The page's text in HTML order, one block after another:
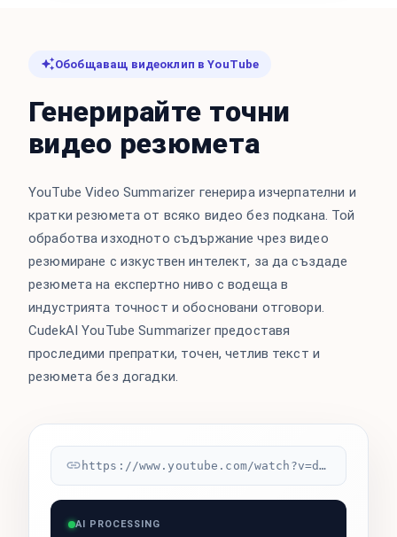
Обобщаващ видеоклип в YouTube
Генерирайте точни
видео резюмета
YouTube Video Summarizer генерира изчерпателни и
кратки резюмета от всяко видео без подкана. Той
обработва изходното съдържание чрез видео
резюмиране с изкуствен интелект, за да създаде
резюмета на експертно ниво с водеща в
индустрията точност и обосновани отговори.
CudekAI YouTube Summarizer предоставя
проследими препратки, точен, четлив текст и
резюмета без догадки.
https://www.youtube.com/watch?v=dQw4w9WgXcQ
AI PROCESSING